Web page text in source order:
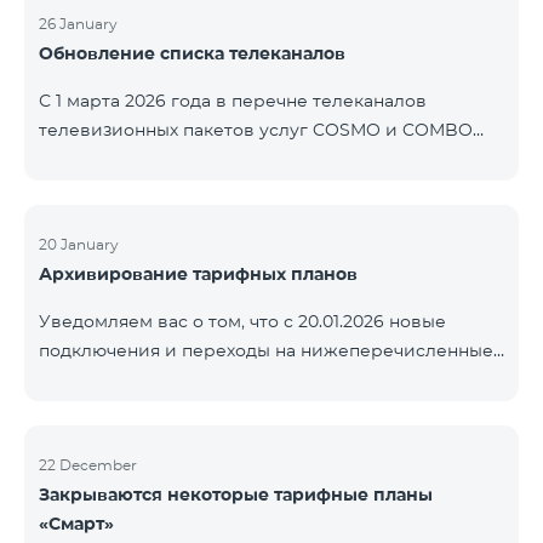
контролем нашей компании. В настоящее время
точные сроки восстановления услуг неизвестны.
предоставлена по мере изменения ситуации.
Благодарим за понимание.
26 January
Обновление списка телеканалов
С 1 марта 2026 года в перечне телеканалов
телевизионных пакетов услуг COSMO и COMBO
только в тех регионах, где их трансляция является
обязательной. Данные изменения реализуются в
телевизионной платформы и полностью
соответствуют нормам местного вещания.
20 January
Архивирование тарифных планов
Уведомляем вас о том, что с 20.01.2026 новые
подключения и переходы на нижеперечисленные
22 December
Закрываются некоторые тарифные планы
«Смарт»